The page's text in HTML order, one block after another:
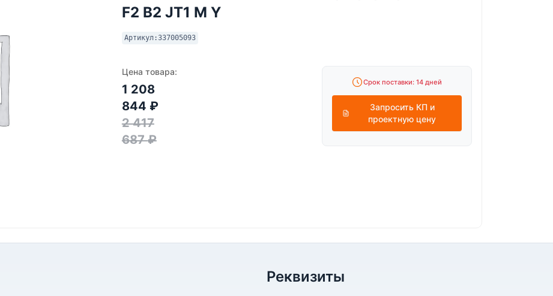
F2 B2 JT1 M Y
Артикул:337005093
Цена товара:
1 208
844 ₽
2 417
687₽
Срок поставки: 14 дней
Запросить КП и
проектную цену
Реквизиты